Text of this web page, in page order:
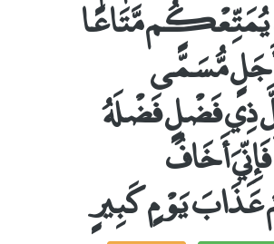
يُمَتِّعْكُم مَّتَاعًا
مُّسَمًّى
فَضْلٍ فَضْلَهُ
أَخَافُ
يَوْمٍ كَبِيرٍ